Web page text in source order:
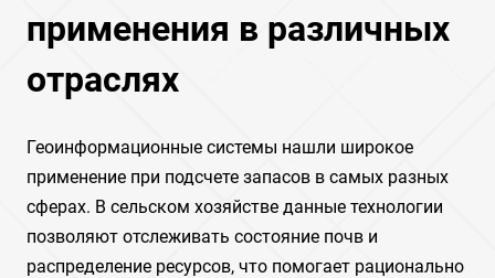
применения в различных
отраслях
Геоинформационные системы нашли широкое
применение при подсчете запасов в самых разных
сферах. В сельском хозяйстве данные технологии
позволяют отслеживать состояние почв и
распределение ресурсов, что помогает рационально